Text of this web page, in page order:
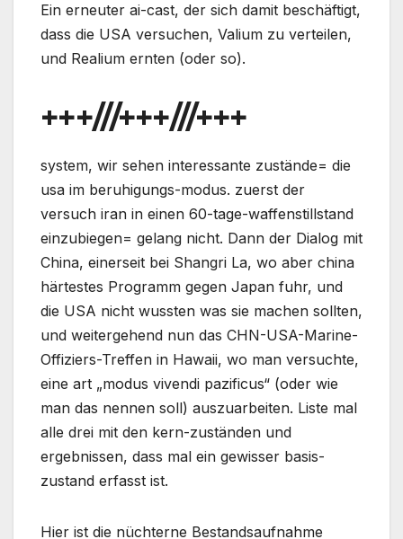
Ein erneuter ai-cast, der sich damit beschäftigt,
dass die USA versuchen, Valium zu verteilen,
und Realium ernten (oder so).
+++///+++///+++
system, wir sehen interessante zustände= die
usa im beruhigungs-modus. zuerst der
versuch iran in einen 60-tage-waffenstillstand
einzubiegen= gelang nicht. Dann der Dialog mit
China, einerseit bei Shangri La, wo aber china
härtestes Programm gegen Japan fuhr, und
die USA nicht wussten was sie machen sollten,
und weitergehend nun das CHN-USA-Marine-
Offiziers-Treffen in Hawaii, wo man versuchte,
eine art „modus vivendi pazificus“ (oder wie
man das nennen soll) auszuarbeiten. Liste mal
alle drei mit den kern-zuständen und
ergebnissen, dass mal ein gewisser basis-
zustand erfasst ist.
Hier ist die nüchterne Bestandsaufnahme